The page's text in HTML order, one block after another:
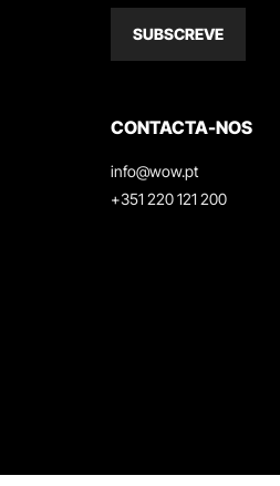
SUBSCREVE
CONTACTA-NOS
info@wow.pt
+351 220 121 200